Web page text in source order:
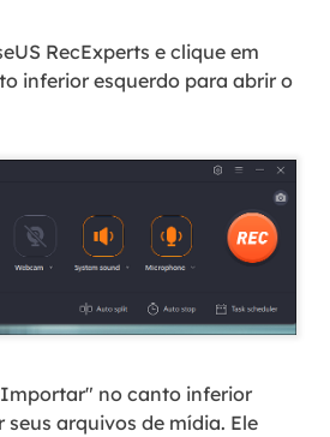
RecExperts e clique em
inferior esquerdo para abrir o
no canto inferior
arquivos de mídia. Ele